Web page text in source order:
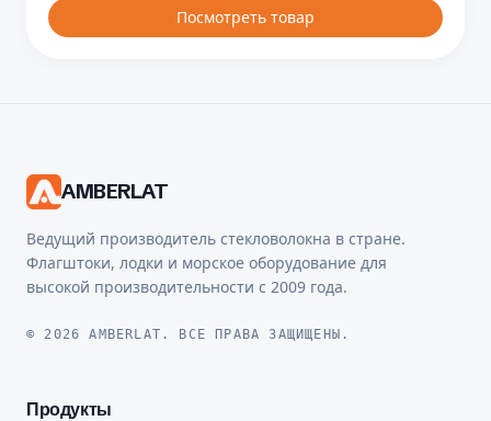
Посмотреть товар
AMBERLAT
Ведущий производитель стекловолокна в стране.
Флагштоки, лодки и морское оборудование для
высокой производительности с 2009 года.
© 2026 AMBERLAT. ВСЕ ПРАВА ЗАЩИЩЕНЫ.
Продукты